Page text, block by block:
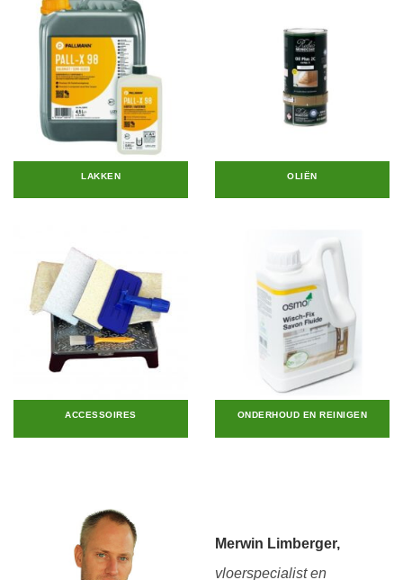
LAKKEN OLIËN
ACCESSOIRES ONDERHOUD EN REINIGEN
Merwin Limberger,
vloerspecialist en